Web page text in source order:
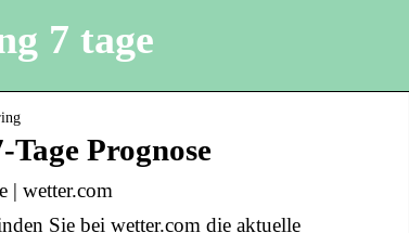
7 tage
Prognose
| wetter.com
Sie bei wetter.com die aktuelle